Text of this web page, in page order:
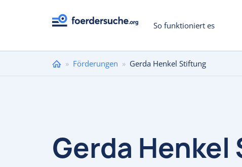
So funktioniert es
Sie
» Förderungen » Gerda Henkel Stiftung
Gerda